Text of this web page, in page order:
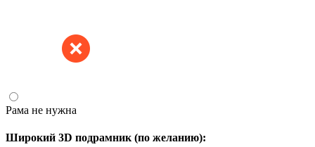
Рама не нужна
Широкий 3D подрамник (по желанию):